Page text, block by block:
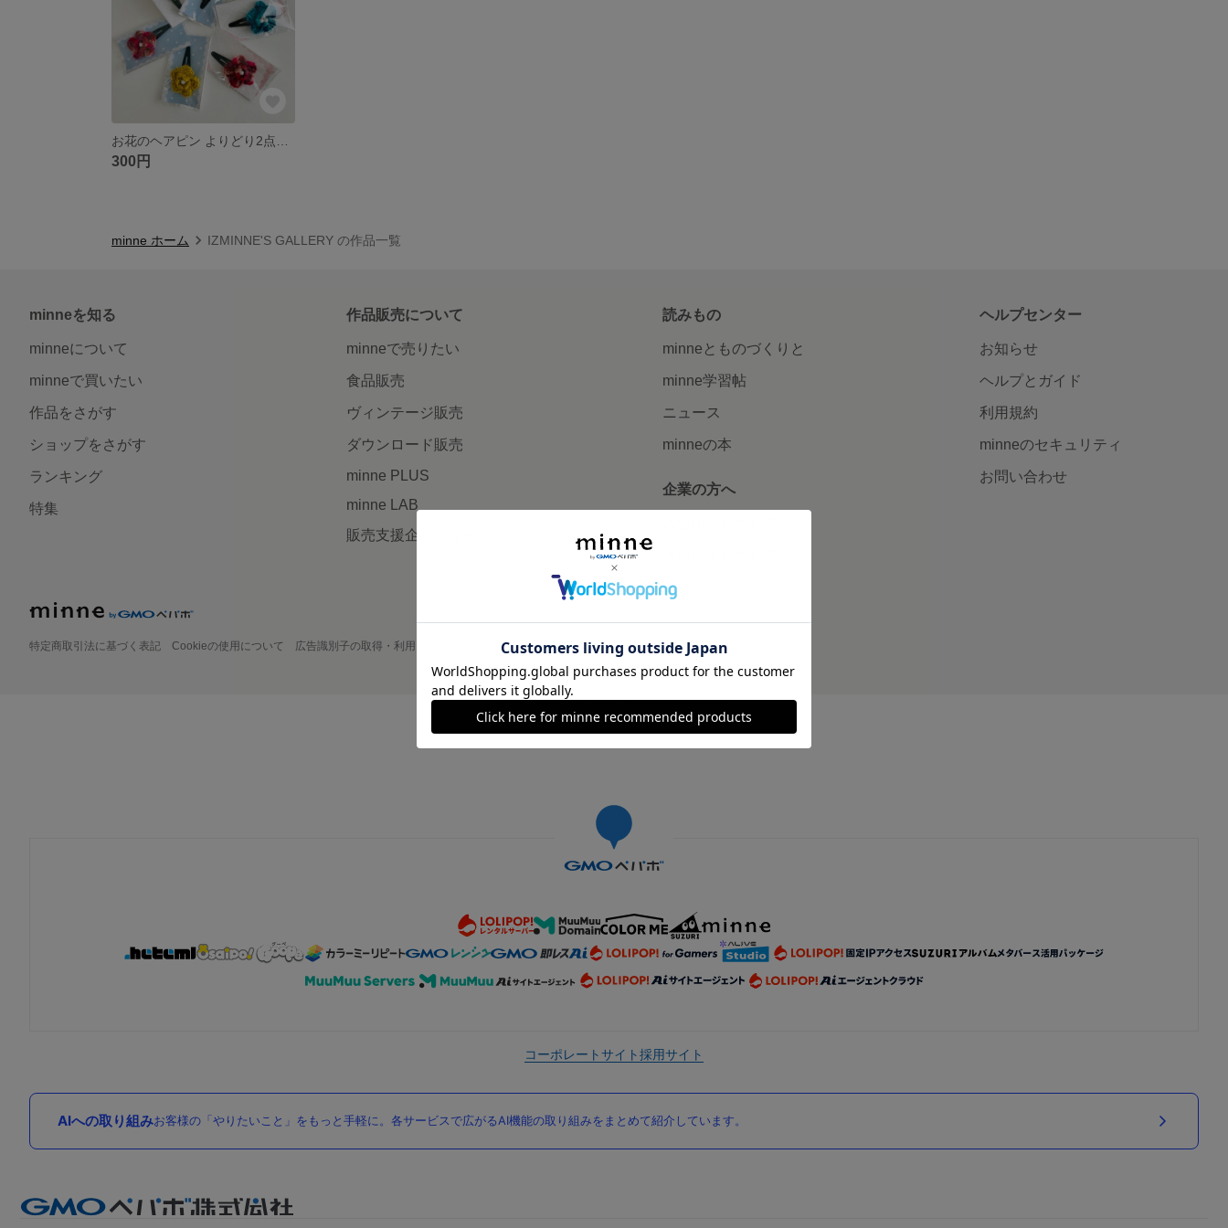
300円
minne ホーム IZMINNE'S GALLERY の作品一覧
minneを知る
minneについて
minneで買いたい
作品をさがす
ショップをさがす
ランキング
特集
作品販売について
minneで売りたい
食品販売
ヴィンテージ販売
ダウンロード販売
minne PLUS
minne LAB
販売支援企画・イベント
読みもの
minneとものづくりと
minne学習帖
ニュース
minneの本
企業の方へ
ヘルプセンター
お知らせ
ヘルプとガイド
利用規約
minneのセキュリティ
お問い合わせ
特定商取引法に基づく表記 Cookieの使用について 広告識別子の取得・利用 プライバシーポリシー 会社概要 採用情報 メディアキット
©GMO Pepabo, Inc. All rights reserved.
コーポレートサイト採用サイト
AIへの取り組みお客様の「やりたいこと」をもっと手軽に。各サービスで広がるAI機能の取り組みをまとめて紹介しています。